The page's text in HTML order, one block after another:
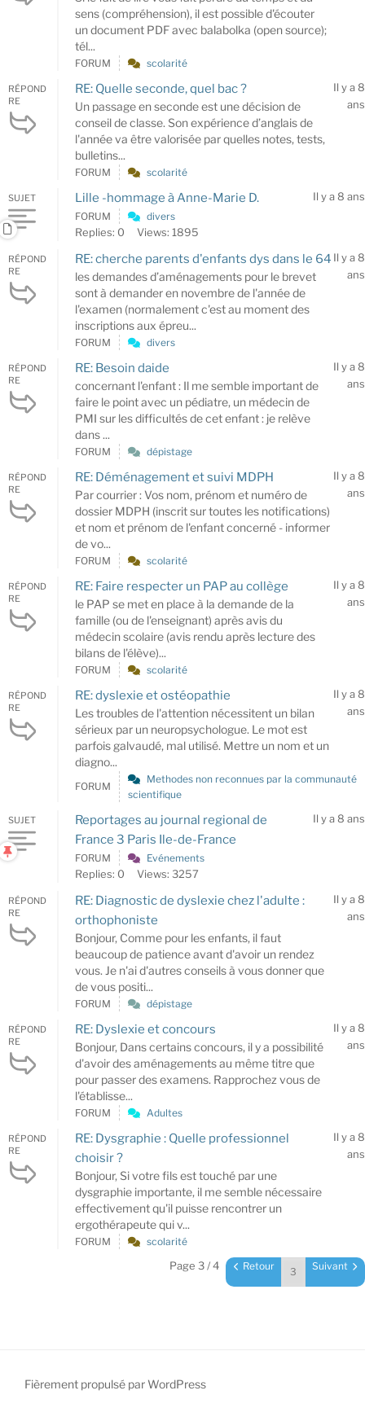
sens (compréhension), il est possible d'écouter
un document PDF avec balabolka (open source);
tél...
FORUM scolarité
RÉPOND
RE
RE: Quelle seconde, quel bac ?
Un passage en seconde est une décision de
conseil de classe. Son expérience d’anglais de
l'année va être valorisée par quelles notes, tests,
bulletins...
Il y a 8
ans
FORUM scolarité
SUJET Lille -hommage à Anne-Marie D. Il y a 8 ans
FORUM divers
Replies: 0 Views: 1895
RÉPOND
RE
RE: cherche parents d'enfants dys dans le 64
les demandes d’aménagements pour le brevet
sont à demander en novembre de l'année de
l'examen (normalement c'est au moment des
inscriptions aux épreu...
Il y a 8
ans
FORUM divers
RÉPOND
RE
RE: Besoin daide
concernant l'enfant : Il me semble important de
faire le point avec un pédiatre, un médecin de
PMI sur les difficultés de cet enfant : je relève
dans ...
Il y a 8
ans
FORUM dépistage
RÉPOND
RE
RE: Déménagement et suivi MDPH
Par courrier : Vos nom, prénom et numéro de
dossier MDPH (inscrit sur toutes les notifications)
et nom et prénom de l'enfant concerné - informer
de vo...
Il y a 8
ans
FORUM scolarité
RÉPOND
RE
RE: Faire respecter un PAP au collège
le PAP se met en place à la demande de la
famille (ou de l'enseignant) après avis du
médecin scolaire (avis rendu après lecture des
bilans de l'élève)...
Il y a 8
ans
FORUM scolarité
RÉPOND
RE
RE: dyslexie et ostéopathie
Les troubles de l'attention nécessitent un bilan
sérieux par un neuropsychologue. Le mot est
parfois galvaudé, mal utilisé. Mettre un nom et un
diagno...
Il y a 8
ans
FORUM
Methodes non reconnues par la communauté
scientifique
SUJET
Reportages au journal regional de
France 3 Paris Ile-de-France
Il y a 8 ans
FORUM Evénements
Replies: 0 Views: 3257
RÉPOND
RE
RE: Diagnostic de dyslexie chez l'adulte :
orthophoniste
Bonjour, Comme pour les enfants, il faut
beaucoup de patience avant d'avoir un rendez
vous. Je n'ai d'autres conseils à vous donner que
de vous positi...
Il y a 8
ans
FORUM dépistage
RÉPOND
RE
RE: Dyslexie et concours
Bonjour, Dans certains concours, il y a possibilité
d'avoir des aménagements au même titre que
pour passer des examens. Rapprochez vous de
l'établisse...
Il y a 8
ans
FORUM Adultes
RÉPOND
RE
RE: Dysgraphie : Quelle professionnel
choisir ?
Bonjour, Si votre fils est touché par une
dysgraphie importante, il me semble nécessaire
effectivement qu'il puisse rencontrer un
ergothérapeute qui v...
Il y a 8
ans
FORUM scolarité
Page 3 / 4 Retour Suivant
Fièrement propulsé par WordPress